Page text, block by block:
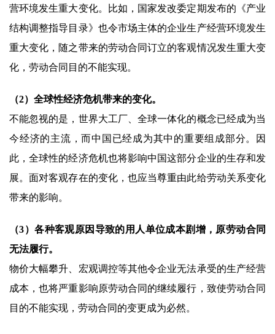
营环境发生重大变化。比如，国家发改委定期发布的《产业
结构调整指导目录》也令市场主体的企业生产经营环境发生
重大变化，随之带来的劳动合同订立的客观情况发生重大变
化，劳动合同目的不能实现。
（2）全球性经济危机带来的变化。
不能忽视的是，世界大工厂、全球一体化的概念已经成为当
今经济的主流，而中国已经成为其中的重要组成部分。因
此，全球性的经济危机也将影响中国这部分企业的生存和发
展。面对客观存在的变化，也应当尊重由此给劳动关系变化
带来的影响。
（3）各种客观原因导致的用人单位成本剧增，原劳动合同
无法履行。
物价大幅攀升、宏观调控等其他令企业无法承受的生产经营
成本，也将严重影响原劳动合同的继续履行，致使劳动合同
目的不能实现，劳动合同的变更成为必然。